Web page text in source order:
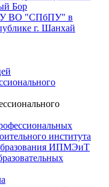
Бор
ВО "СПбПУ" в
г. Шанхай
института
ИПМЭиТ